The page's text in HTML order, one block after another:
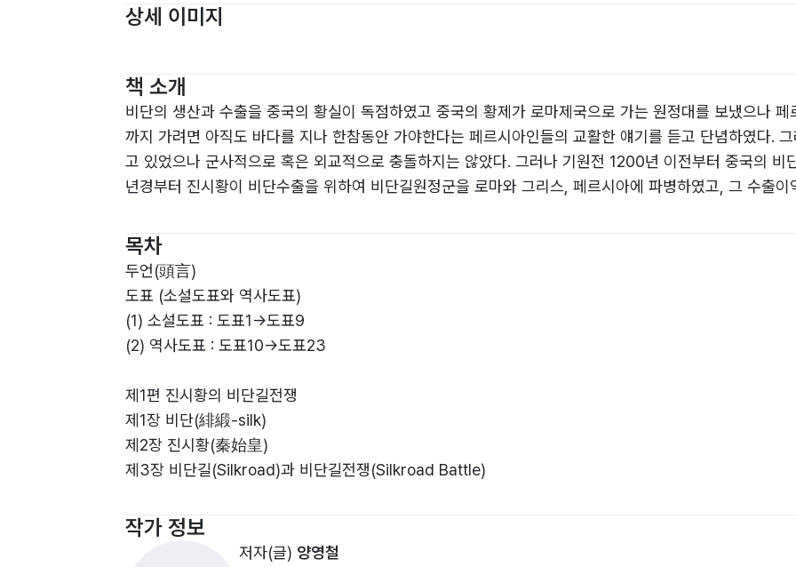
상세 이미지
책 소개
비단의 생산과 수출을 중국의 황실이 독점하였고 중국의 황제가 로마제국으로 가는 원정대를 보냈으나
까지 가려면 아직도 바다를 지나 한참동안 가야한다는 페르시아인들의 교활한 얘기를 듣고 단념하였다.
고 있었으나 군사적으로 혹은 외교적으로 충돌하지는 않았다. 그러나 기원전 1200년 이전부터 중국의
년경부터 진시황이 비단수출을 위하여 비단길원정군을 로마와 그리스, 페르시아에 파병하였고, 그 수출
목차
두언(頭言)
도표 (소설도표와 역사도표)
(1) 소설도표 : 도표1→도표9
(2) 역사도표 : 도표10→도표23
제1편 진시황의 비단길전쟁
제1장 비단(緋緞-silk)
제2장 진시황(秦始皇)
제3장 비단길(Silkroad)과 비단길전쟁(Silkroad Battle)
제5장 비단길의 봉쇄와 훈제국(暈帝國)
제6장 진시황의 비단길전쟁과 중국의 일대일로
작가 정보
저자(글) 양영철